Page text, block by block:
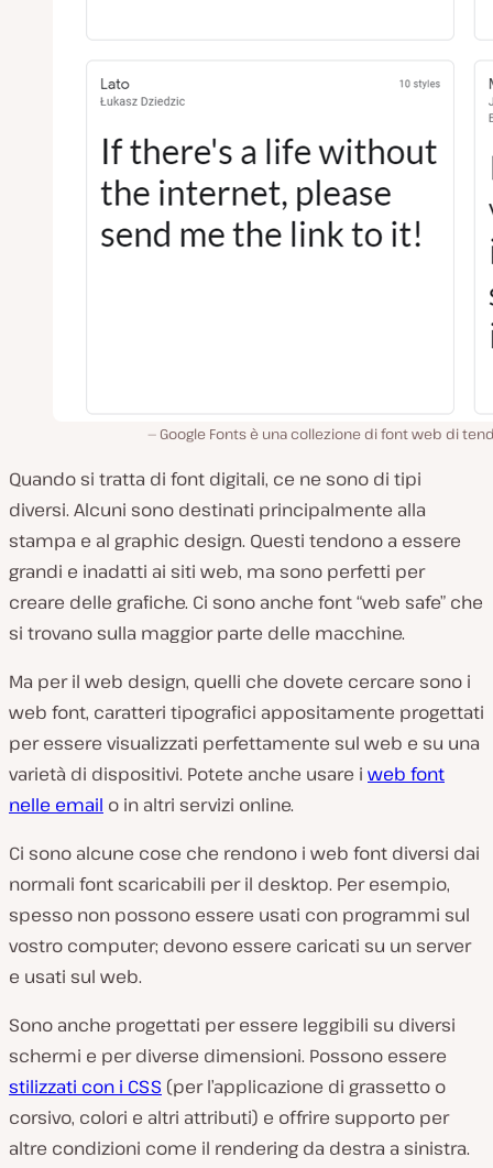
Google Fonts è una collezione di font web di
Quando si tratta di font digitali, ce ne sono di tipi
diversi. Alcuni sono destinati principalmente alla
stampa e al graphic design. Questi tendono a essere
grandi e inadatti ai siti web, ma sono perfetti per
creare delle grafiche. Ci sono anche font “web safe” che
si trovano sulla maggior parte delle macchine.
Ma per il web design, quelli che dovete cercare sono i
web font, caratteri tipografici appositamente progettati
per essere visualizzati perfettamente sul web e su una
varietà di dispositivi. Potete anche usare i web font
nelle email o in altri servizi online.
Ci sono alcune cose che rendono i web font diversi dai
normali font scaricabili per il desktop. Per esempio,
spesso non possono essere usati con programmi sul
vostro computer; devono essere caricati su un server
e usati sul web.
Sono anche progettati per essere leggibili su diversi
schermi e per diverse dimensioni. Possono essere
stilizzati con i CSS (per l’applicazione di grassetto o
corsivo, colori e altri attributi) e offrire supporto per
altre condizioni come il rendering da destra a sinistra.